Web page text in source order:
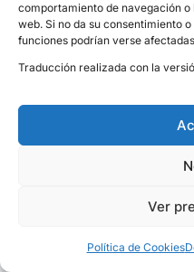
comportamiento de navegación
web. Si no da su consentimiento
funciones podrían verse
Traducción realizada con la
Ver
Política de Cookies
¿Qué son los 7
¿A dónde
¿Necesitas